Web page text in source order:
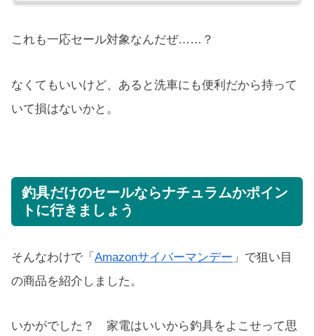
これも一応セール対象なんだぜ……？
なくてもいいけど、あると洗車にも便利だから持って
いて損はないかと。
釣具だけのセールならナチュラムかポイン
トに行きましょう
そんなわけで「 Amazonサイバーマンデー 」で狙い目
の商品を紹介しました。
いかがでした？ 家電はいいから釣具をよこせって思